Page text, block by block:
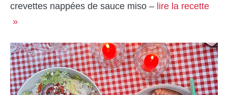
crevettes nappées de sauce miso – lire la recette
»